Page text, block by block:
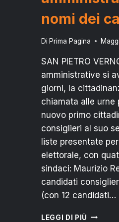
nomi dei
Di Prima Pagina
SAN PIETRO
amministrative si
giorni, la
chiamata alle urne
nuovo primo
consiglieri al suo
liste presentate
elettorale, con
sindaci: Maurizio
candidati
(con 12 candidati…
LEGGI DI PIÙ SAN